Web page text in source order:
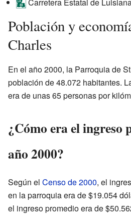
Carretera Estatal de
Población y
Charles
En el año 2000, la Parroquia de
población de 48.072 habitantes.
era de unas 65 personas por
¿Cómo era el ingreso
año 2000?
Según el Censo de 2000, el
en la parroquia era de $19.054
el ingreso promedio era de